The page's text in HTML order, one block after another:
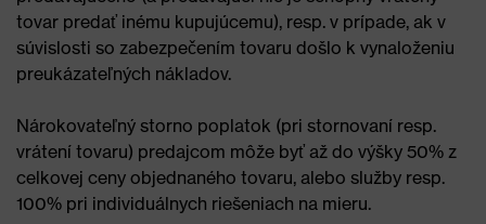
tovar predať inému kupujúcemu), resp. v prípade, ak v
súvislosti so zabezpečením tovaru došlo k vynaloženiu
preukázateľných nákladov.
Nárokovateľný storno poplatok (pri stornovaní resp.
vrátení tovaru) predajcom môže byť až do výšky 50% z
celkovej ceny objednaného tovaru, alebo služby resp.
100% pri individuálnych riešeniach na mieru.